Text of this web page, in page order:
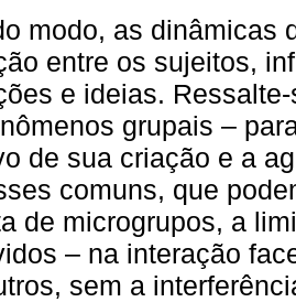
modo, as dinâmicas
entre os sujeitos,
e ideias.
grupais –
de sua criação e a
comuns, que
de microgrupos, a
– na interação
sem a